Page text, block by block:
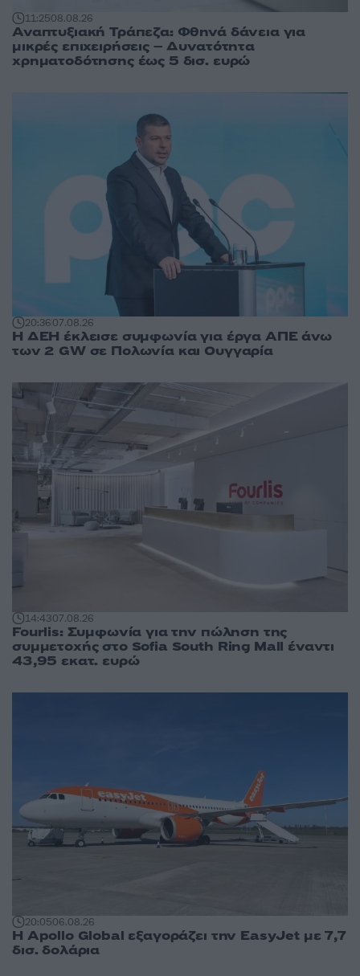
11:2508.08.26
Αναπτυξιακή Τράπεζα: Φθηνά δάνεια για
μικρές επιχειρήσεις – Δυνατότητα
χρηματοδότησης έως 5 δισ. ευρώ
20:3607.08.26
Η ΔΕΗ έκλεισε συμφωνία για έργα ΑΠΕ άνω
των 2 GW σε Πολωνία και Ουγγαρία
14:4307.08.26
Fourlis: Συμφωνία για την πώληση της
συμμετοχής στο Sofia South Ring Mall έναντι
43,95 εκατ. ευρώ
20:0506.08.26
Η Apollo Global εξαγοράζει την EasyJet με 7,7
δισ. δολάρια